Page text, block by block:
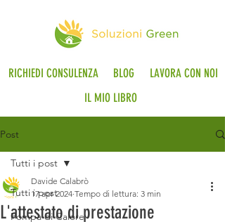
RICHIEDI CONSULENZA BLOG
LAVORA CON NOI
IL MIO LIBRO
Post
Tutti i post
Pompa di Calore
Tutti i post
L'attestato di prestazione
Davide Calabrò
17 apr 2024 Tempo di lettura: 3 min